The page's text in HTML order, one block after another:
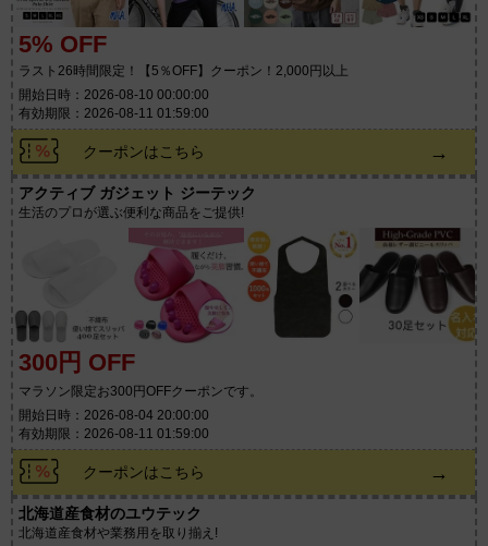
5% OFF
ラスト26時間限定！【5％OFF】クーポン！2,000円以上
開始日時：2026-08-10 00:00:00
有効期限：2026-08-11 01:59:00
クーポンはこちら →
アクティブ ガジェット ジーテック
生活のプロが選ぶ便利な商品をご提供!
300円 OFF
マラソン限定お300円OFFクーポンです。
開始日時：2026-08-04 20:00:00
有効期限：2026-08-11 01:59:00
クーポンはこちら →
北海道産食材のユウテック
北海道産食材や業務用を取り揃え!